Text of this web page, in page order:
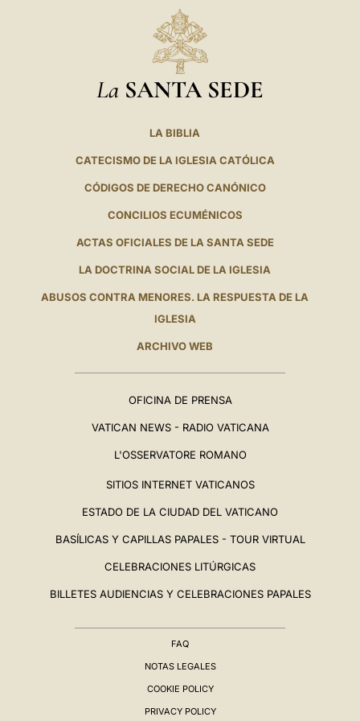
La SANTA SEDE
LA BIBLIA
CATECISMO DE LA IGLESIA CATÓLICA
CÓDIGOS DE DERECHO CANÓNICO
CONCILIOS ECUMÉNICOS
ACTAS OFICIALES DE LA SANTA SEDE
LA DOCTRINA SOCIAL DE LA IGLESIA
ABUSOS CONTRA MENORES. LA RESPUESTA DE LA
IGLESIA
ARCHIVO WEB
OFICINA DE PRENSA
VATICAN NEWS - RADIO VATICANA
L'OSSERVATORE ROMANO
SITIOS INTERNET VATICANOS
ESTADO DE LA CIUDAD DEL VATICANO
BASÍLICAS Y CAPILLAS PAPALES - TOUR VIRTUAL
CELEBRACIONES LITÚRGICAS
BILLETES AUDIENCIAS Y CELEBRACIONES PAPALES
FAQ
NOTAS LEGALES
COOKIE POLICY
PRIVACY POLICY